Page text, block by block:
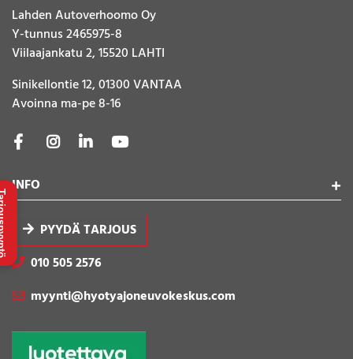
Lahden Autoverhoomo Oy
Y-tunnus 2465975-8
Viilaajankatu 2, 15520 LAHTI
Sinikellontie 12, 01300 VANTAA
Avoinna ma-pe 8-16
INFO
PYYDÄ TARJOUS
010 505 2576
myynti@hyotyajoneuvokeskus.com